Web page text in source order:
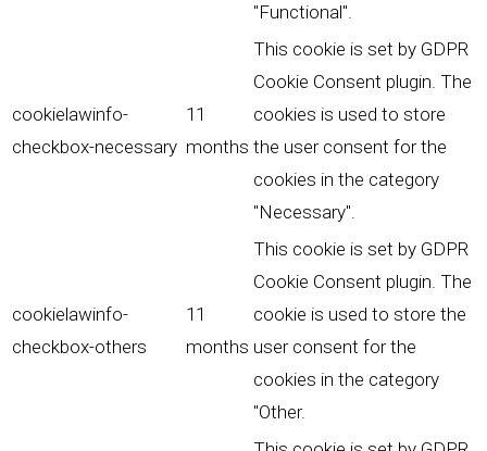
"Functional".
cookielawinfo-
checkbox-necessary
11
months
This cookie is set by GDPR
Cookie Consent plugin. The
cookies is used to store
the user consent for the
cookies in the category
"Necessary".
cookielawinfo-
checkbox-others
11
months
This cookie is set by GDPR
Cookie Consent plugin. The
cookie is used to store the
user consent for the
cookies in the category
"Other.